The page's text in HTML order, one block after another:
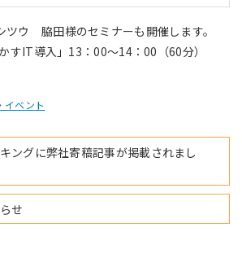
ツウ 脇田様のセミナーも開催します。
すIT導入」13：00～14：00（60分）
イベント
ングに弊社寄稿記事が掲載されまし
せ